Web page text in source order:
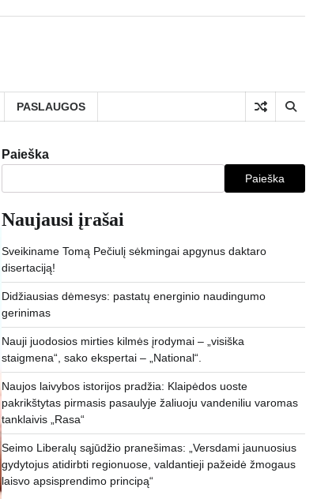
PASLAUGOS
Paieška
Paieška
Naujausi įrašai
Sveikiname Tomą Pečiulį sėkmingai apgynus daktaro
disertaciją!
Didžiausias dėmesys: pastatų energinio naudingumo
gerinimas
Nauji juodosios mirties kilmės įrodymai – „visiška
staigmena“, sako ekspertai – „National“.
Naujos laivybos istorijos pradžia: Klaipėdos uoste
pakrikštytas pirmasis pasaulyje žaliuoju vandeniliu varomas
tanklaivis „Rasa“
Seimo Liberalų sąjūdžio pranešimas: „Versdami jaunuosius
gydytojus atidirbti regionuose, valdantieji pažeidė žmogaus
laisvo apsisprendimo principą“